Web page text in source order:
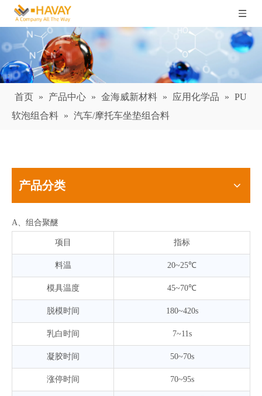
首页 » 产品中心 » 金海威新材料 » 应用化学品 » PU
软泡组合料 » 汽车/摩托车坐垫组合料
产品分类
A、组合聚醚
项目 指标
料温 20~25℃
模具温度 45~70℃
脱模时间 180~420s
乳白时间 7~11s
凝胶时间 50~70s
涨停时间 70~95s